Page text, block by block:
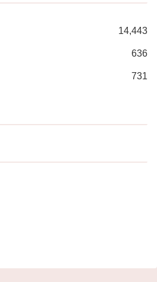
14,443
636
731